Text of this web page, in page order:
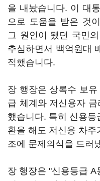
을 내놨습니다. 이 대
으로 도움을 받은 것
그 원인이 됐던 국민
추심하면서 백억원대
적했습니다.
장 행장은 상록수 보
급 체계와 저신용자
했습니다. 특히 신용
환을 해도 저신용 차
조에 문제의식을 드러
장 행장은 "신용등급